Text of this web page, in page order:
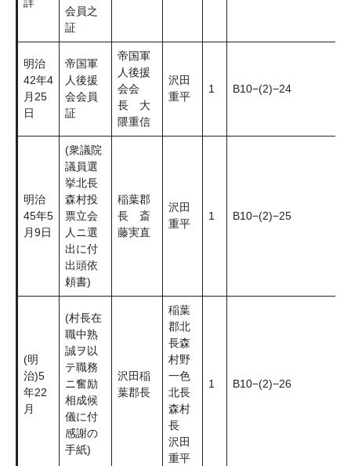
詳
会員之
証
明治
42年4
月25
日
帝国軍
人後援
会会員
証
帝国軍
人後援
会会
長 大
隈重信
沢田
重平
1 B10−(2)−24
明治
45年5
月9日
(衆議院
議員選
挙北長
森村投
票立会
人ニ選
出に付
出頭依
頼書)
稲葉郡
長 斎
藤実直
沢田
重平
1 B10−(2)−25
(明
治)5
年22
月
(村長在
職中熟
誠ヲ以
テ職務
ニ奮励
相成候
儀に付
感謝の
手紙)
沢田稲
葉郡長
稲葉
郡北
長森
村野
一色
北長
森村
長
沢田
重平
1 B10−(2)−26